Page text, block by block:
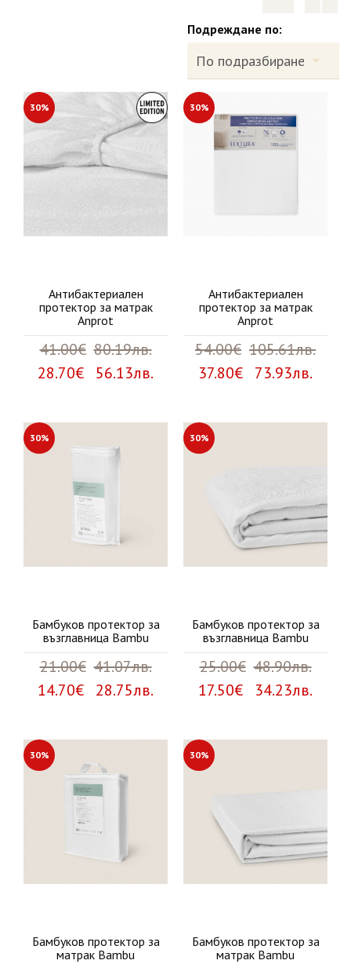
Подреждане по:
30%
Антибактериален
протектор за матрак
Anprot
41.00€ 80.19лв.
28.70€ 56.13лв.
30%
Антибактериален
протектор за матрак
Anprot
54.00€ 105.61лв.
37.80€ 73.93лв.
30%
Бамбуков протектор за
възглавница Bambu
21.00€ 41.07лв.
14.70€ 28.75лв.
30%
Бамбуков протектор за
възглавница Bambu
25.00€ 48.90лв.
17.50€ 34.23лв.
30%
Бамбуков протектор за
матрак Bambu
30%
Бамбуков протектор за
матрак Bambu